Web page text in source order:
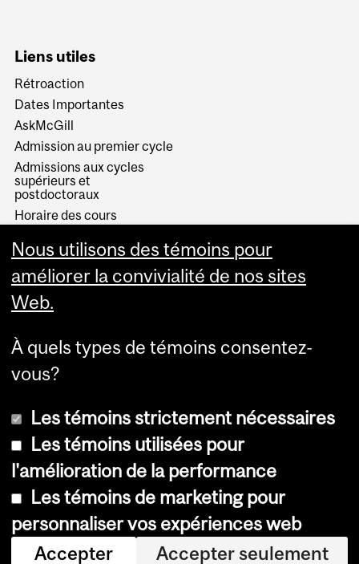
Liens utiles
Rétroaction
Dates Importantes
AskMcGill
Admission au premier cycle
Admissions aux cycles
supérieurs et
postdoctoraux
Horaire des cours
Services aux étudiants
© Université McGill, 2026
Accessibilité
Avis sur les témoins
Nous utilisons des témoins pour
améliorer la convivialité de nos sites
Web.
À quels types de témoins consentez-
vous?
Les témoins strictement nécessaires
Les témoins utilisées pour
l'amélioration de la performance
Les témoins de marketing pour
personnaliser vos expériences web
Accepter
Accepter seulement